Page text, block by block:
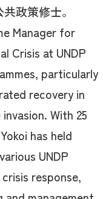
政策修士。
Manager for
Crisis at UNDP
particularly
recovery in
With 25
has held
UNDP
response,